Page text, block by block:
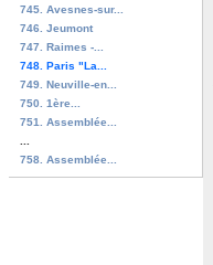
745. Avesnes-sur...
746. Jeumont
747. Raimes -...
748. Paris "La...
749. Neuville-en...
750. 1ère...
751. Assemblée...
758. Assemblée...